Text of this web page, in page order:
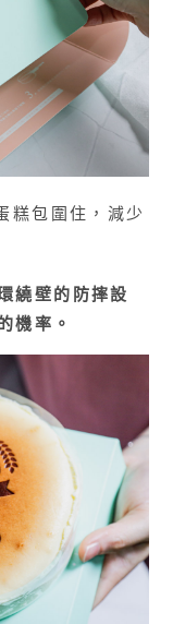
糕包圍住，減少
繞壁的防摔設
機率。